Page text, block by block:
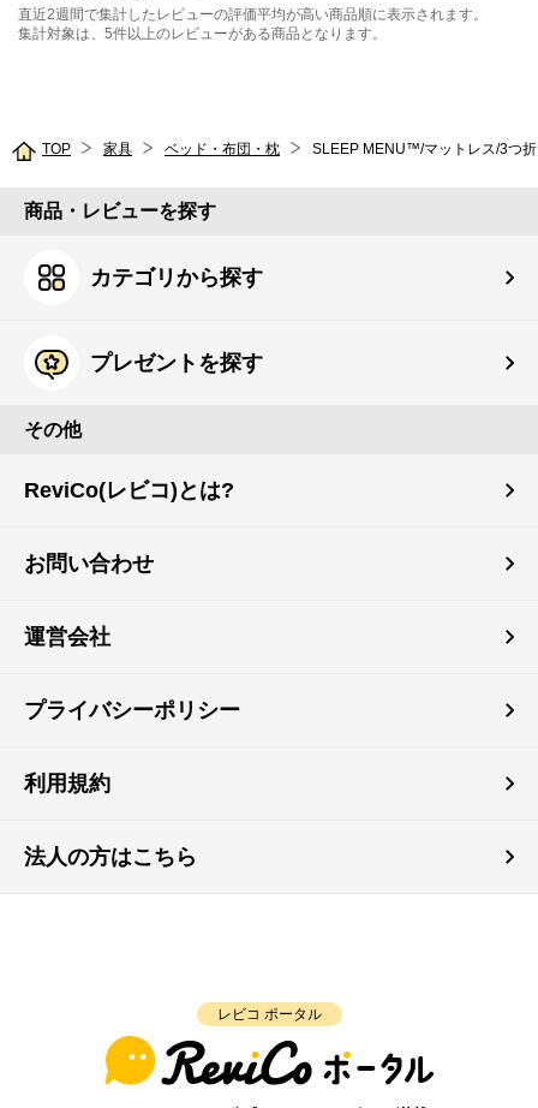
直近2週間で集計したレビューの評価平均が高い商品順に表示されます。
集計対象は、5件以上のレビューがある商品となります。
TOP 家具 ベッド・布団・枕 SLEEP MENU™/マットレス/3つ
商品・レビューを探す
カテゴリから探す
プレゼントを探す
その他
ReviCo(レビコ)とは?
お問い合わせ
運営会社
プライバシーポリシー
利用規約
法人の方はこちら
レビコ ポータル